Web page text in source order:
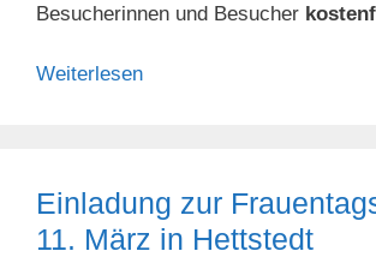
Besucherinnen und Besucher
Weiterlesen
Einladung zur
11. März in Hettstedt